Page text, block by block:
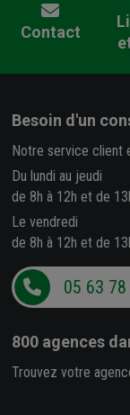
Contact
Besoin d'un
Notre service client
Du lundi au jeudi
de 8h à 12h et de
Le vendredi
de 8h à 12h et de
05 63
800 agences
Trouvez votre